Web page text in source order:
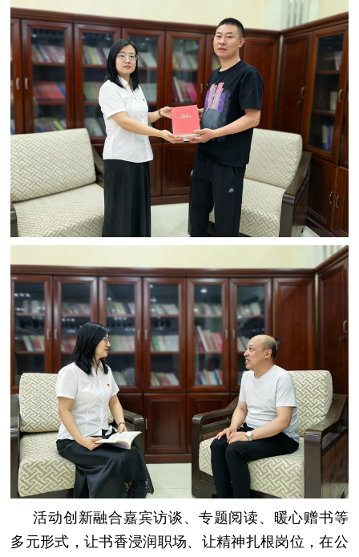
活动创新融合嘉宾访谈、专题阅读、暖心赠书等
多元形式，让书香浸润职场、让精神扎根岗位，在公